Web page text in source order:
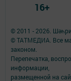
© 2011 - 2026.
© ТАТМЕДИА. Все
законом.
Перепечатка,
информации,
размещенной на
16+